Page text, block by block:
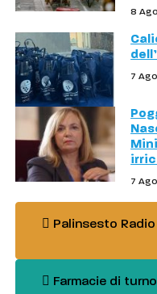
8
7
7
Palinsesto
Farmacie di turno